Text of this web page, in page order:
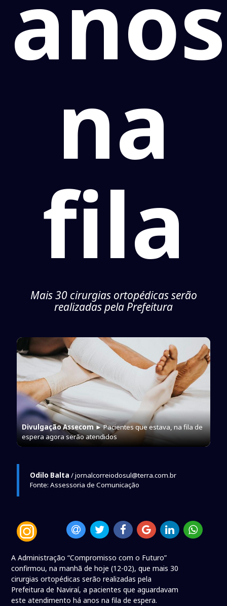
na
fila
Mais 30 cirurgias ortopédicas serão
realizadas pela Prefeitura
Divulgação Assecom► Pacientes que estava, na fila de
espera agora serão atendidos
Odilo Balta / jornalcorreiodosul@terra.com.br
Fonte: Assessoria de Comunicação
A Administração “Compromisso com o Futuro”
confirmou, na manhã de hoje (12-02), que mais 30
cirurgias ortopédicas serão realizadas pela
Prefeitura de Naviraí, a pacientes que aguardavam
este atendimento há anos na fila de espera.